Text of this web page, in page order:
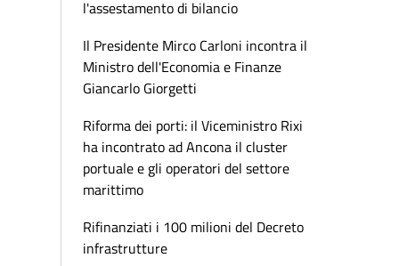
l'assestamento di bilancio
Il Presidente Mirco Carloni incontra il
Ministro dell'Economia e Finanze
Giancarlo Giorgetti
Riforma dei porti: il Viceministro Rixi
ha incontrato ad Ancona il cluster
portuale e gli operatori del settore
marittimo
Rifinanziati i 100 milioni del Decreto
infrastrutture